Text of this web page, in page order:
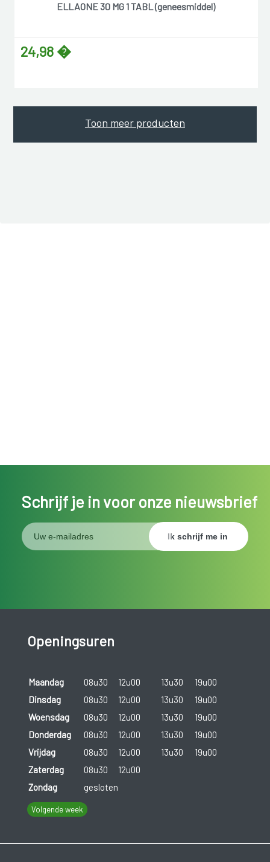
ELLAONE 30 MG 1 TABL (geneesmiddel)
24,98 �
Toon meer producten
Schrijf je in voor onze nieuwsbrief
Openingsuren
Maandag 08u30 12u00 13u30
19u00
Dinsdag
08u30 12u00 13u30
19u00
Woensdag
08u30 12u00 13u30
19u00
Donderdag
08u30 12u00 13u30
19u00
Vrijdag
08u30 12u00 13u30
19u00
Zaterdag
08u30
12u00
Zondag
gesloten
Volgende week